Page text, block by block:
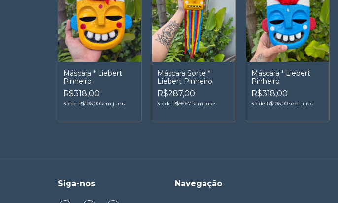
Máscara * Liebert
Pinheiro
R$318,00
3 x de R$106,00 sem juros
Máscara Sorte *
Liebert Pinheiro
R$287,00
3 x de R$95,67 sem juros
Máscara * Liebert
Pinheiro
R$318,00
3 x de R$106,00 sem juros
Siga-nos Navegação